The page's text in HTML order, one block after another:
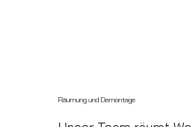
Räumung und Demontage